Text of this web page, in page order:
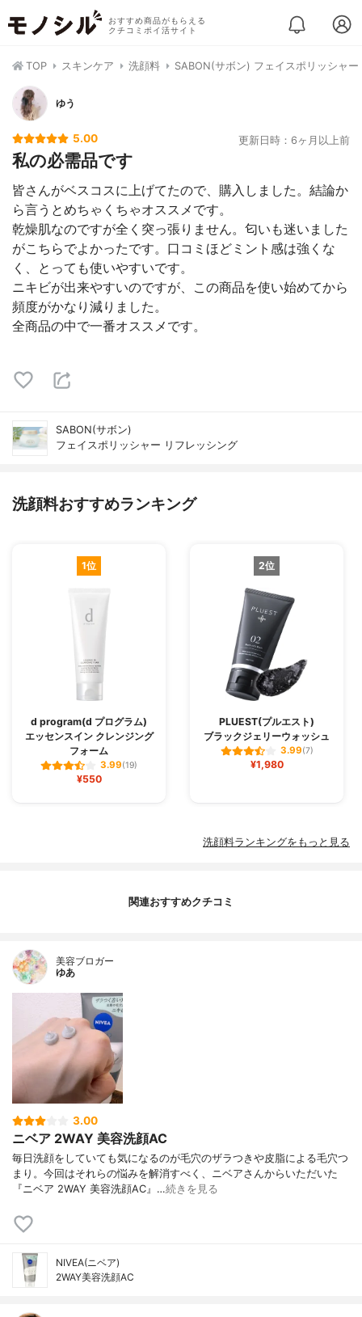
おすすめ商品がもらえる
クチコミポイ活サイト
TOP スキンケア 洗顔料 SABON(サボン) フェイスポリッシャ
ゆう
5.00 更新日時：6ヶ月以上前
私の必需品です
皆さんがベスコスに上げてたので、購入しました。結論か
ら言うとめちゃくちゃオススメです。
乾燥肌なのですが全く突っ張りません。匂いも迷いました
がこちらでよかったです。口コミほどミント感は強くな
く、とっても使いやすいです。
ニキビが出来やすいのですが、この商品を使い始めてから
頻度がかなり減りました。
全商品の中で一番オススメです。
SABON(サボン)
フェイスポリッシャー リフレッシング
洗顔料おすすめランキング
1位
d program(d プログラム)
エッセンスイン クレンジング
フォーム
3.99(19)
¥550
2位
PLUEST(プルエスト)
ブラックジェリーウォッシュ
3.99(7)
¥1,980
洗顔料ランキングをもっと見る
関連おすすめクチコミ
美容ブロガー
ゆあ
3.00
ニベア 2WAY 美容洗顔AC
毎日洗顔をしていても気になるのが毛穴のザラつきや皮脂による毛穴つ
まり。今回はそれらの悩みを解消すべく、ニベアさんからいただいた
『ニベア 2WAY 美容洗顔AC』…続きを見る
NIVEA(ニベア)
2WAY美容洗顔AC